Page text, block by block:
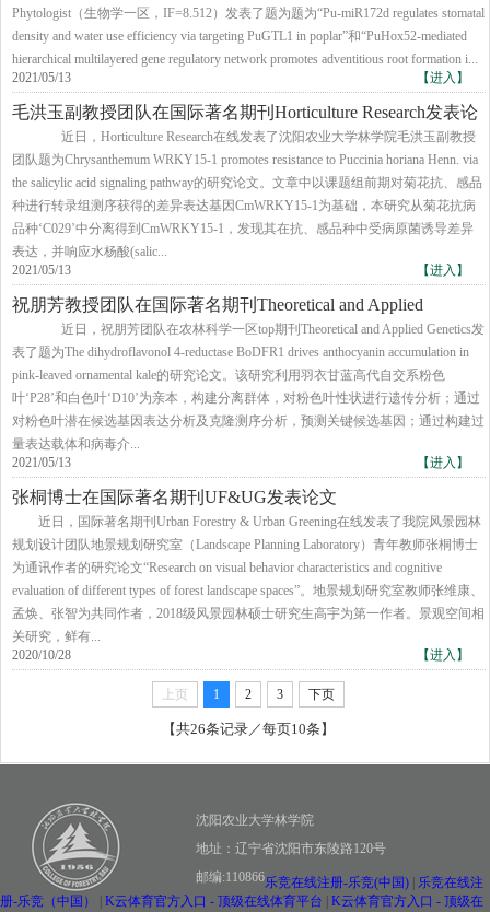
Phytologist（生物学一区，IF=8.512）发表了题为题为“Pu-miR172d regulates stomatal
density and water use efficiency via targeting PuGTL1 in poplar”和“PuHox52-mediated
hierarchical multilayered gene regulatory network promotes adventitious root formation i...
【进入】
2021/05/13
毛洪玉副教授团队在国际著名期刊Horticulture Research发表论
近日，Horticulture Research在线发表了沈阳农业大学林学院毛洪玉副教授
团队题为Chrysanthemum WRKY15-1 promotes resistance to Puccinia horiana Henn. via
the salicylic acid signaling pathway的研究论文。文章中以课题组前期对菊花抗、感品
种进行转录组测序获得的差异表达基因CmWRKY15-1为基础，本研究从菊花抗病
品种‘C029’中分离得到CmWRKY15-1，发现其在抗、感品种中受病原菌诱导差异
表达，并响应水杨酸(salic...
【进入】
2021/05/13
祝朋芳教授团队在国际著名期刊Theoretical and Applied
Genetics发表论文
近日，祝朋芳团队在农林科学一区top期刊Theoretical and Applied Genetics发
表了题为The dihydroflavonol 4-reductase BoDFR1 drives anthocyanin accumulation in
pink-leaved ornamental kale的研究论文。该研究利用羽衣甘蓝高代自交系粉色
叶‘P28’和白色叶‘D10’为亲本，构建分离群体，对粉色叶性状进行遗传分析；通过
对粉色叶潜在候选基因表达分析及克隆测序分析，预测关键候选基因；通过构建过
量表达载体和病毒介...
【进入】
2021/05/13
张桐博士在国际著名期刊UF&UG发表论文
近日，国际著名期刊Urban Forestry & Urban Greening在线发表了我院风景园林
规划设计团队地景规划研究室（Landscape Planning Laboratory）青年教师张桐博士
为通讯作者的研究论文“Research on visual behavior characteristics and cognitive
evaluation of different types of forest landscape spaces”。地景规划研究室教师张维康、
孟焕、张智为共同作者，2018级风景园林硕士研究生高宇为第一作者。景观空间相
关研究，鲜有...
【进入】
2020/10/28
上页 1 2 3 下页
【共26条记录／每页10条】
沈阳农业大学林学院
地址：辽宁省沈阳市东陵路120号
邮编:110866乐竞在线注册-乐竞(中国)
乐竞在线注
册-乐竞（中国）
K云体育官方入口 - 顶级在线体育平台 K云体育官方入口 - 顶级在